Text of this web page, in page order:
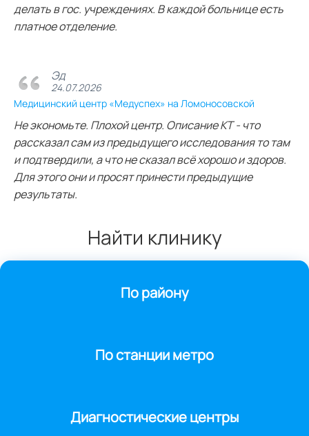
делать в гос. учреждениях. В каждой больнице есть
платное отделение.
Эд
24.07.2026
Медицинский центр «Медуспех» на Ломоносовской
Не экономьте. Плохой центр. Описание КТ - что
рассказал сам из предыдущего исследования то там
и подтвердили, а что не сказал всё хорошо и здоров.
Для этого они и просят принести предыдущие
результаты.
Найти клинику
По району
По станции метро
Диагностические центры